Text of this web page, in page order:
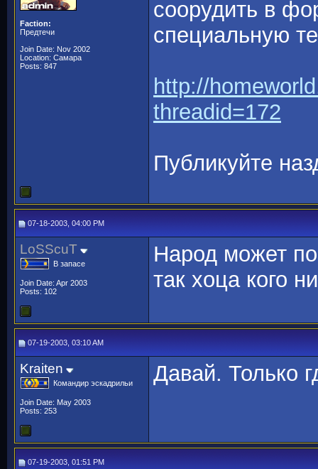
Faction:
Предтечи
Join Date: Nov 2002
Location: Самара
Posts: 847
соорудить в
специальную
http://
threadid=172
Публикуйте
07-18-2003, 04:00 PM
LoSScuT
В запасе
Join Date: Apr 2003
Posts: 102
Народ может
так хоца кого
07-19-2003, 03:10 AM
Kraiten
Командир эскадрильи
Join Date: May 2003
Posts: 253
Давай. Только
07-19-2003, 01:51 PM